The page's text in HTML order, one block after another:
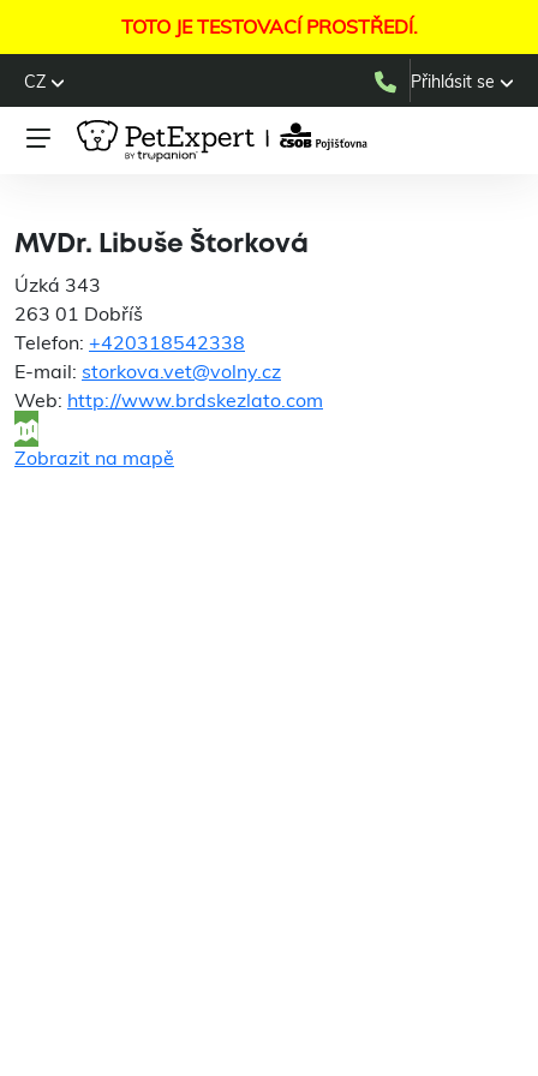
TOTO JE TESTOVACÍ PROSTŘEDÍ.
CZ Přihlásit se
MVDr. Libuše Štorková
Úzká 343
263 01 Dobříš
Telefon: +420318542338
E-mail: storkova.vet@volny.cz
Web: http://www.brdskezlato.com
Zobrazit na mapě